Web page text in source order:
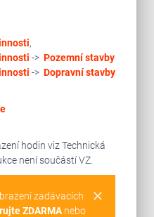
,
-> Pozemní stavby
-> Dopravní stavby
hodin viz Technická
není součástí VZ.
clear
zadávacích
ZDARMAnebo